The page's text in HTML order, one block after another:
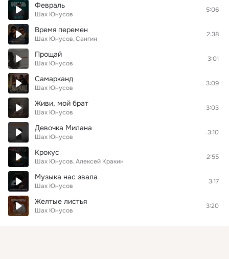
Февраль
Шах Юнусов
5:06
Время перемен
Шах Юнусов Сангин
2:38
Прощай
Шах Юнусов
3:01
Самарканд
Шах Юнусов
3:09
Живи, мой брат
Шах Юнусов
3:03
Девочка Милана
Шах Юнусов
3:10
Крокус
Шах Юнусов Алексей Кракин
2:55
Музыка нас звала
Шах Юнусов
3:17
Желтые листья
Шах Юнусов
3:20